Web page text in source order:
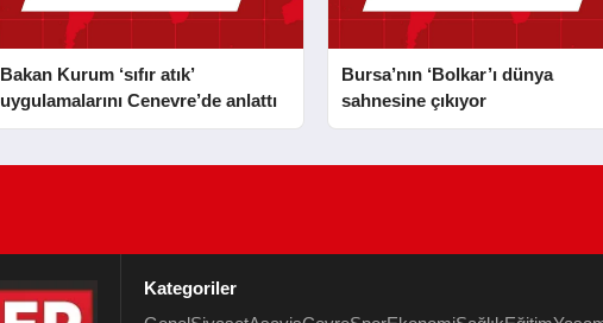
Bakan Kurum ‘sıfır atık’
uygulamalarını Cenevre’de anlattı
Bursa’nın ‘Bolkar’ı dünya
sahnesine çıkıyor
Kategoriler